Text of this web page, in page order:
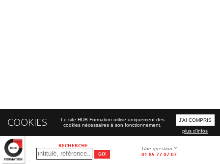
RECHERCHE Une question ?
01 85 77 07 07
COOKIES
Le site HUB Formation utilise uniquement des
cookies nécessaires à son fonctionnement.
J'AI COMPRIS
plus d'infos